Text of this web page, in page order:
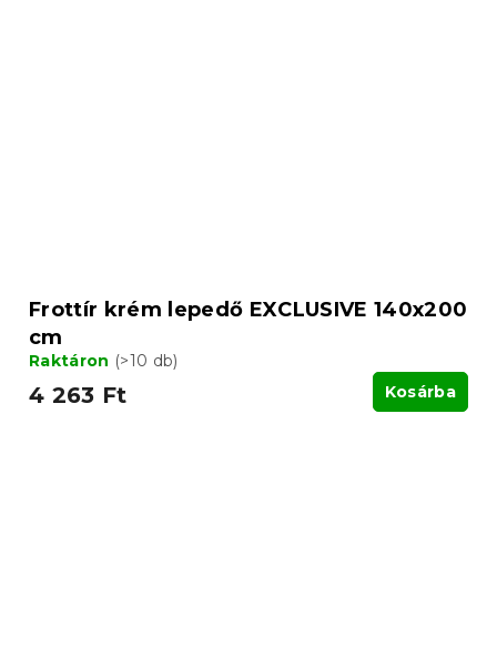
Frottír krém lepedő EXCLUSIVE 140x200
cm
Raktáron (>10 db)
4 263 Ft Kosárba